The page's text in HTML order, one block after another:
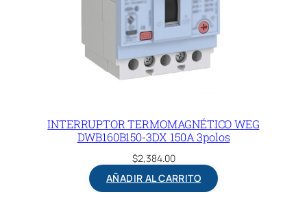
INTERRUPTOR TERMOMAGNÉTICO WEG
DWB160B150-3DX 150A 3polos
$2,384.00
AÑADIR AL CARRITO